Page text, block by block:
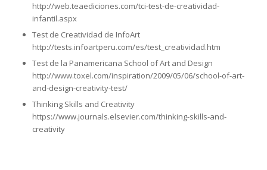
http://web.teaediciones.com/tci-test-de-creatividad-
infantil.aspx
Test de Creatividad de InfoArt
http://tests.infoartperu.com/es/test_creatividad.htm
Test de la Panamericana School of Art and Design
http://www.toxel.com/inspiration/2009/05/06/school-of-art-
and-design-creativity-test/
Thinking Skills and Creativity
https://www.journals.elsevier.com/thinking-skills-and-
creativity